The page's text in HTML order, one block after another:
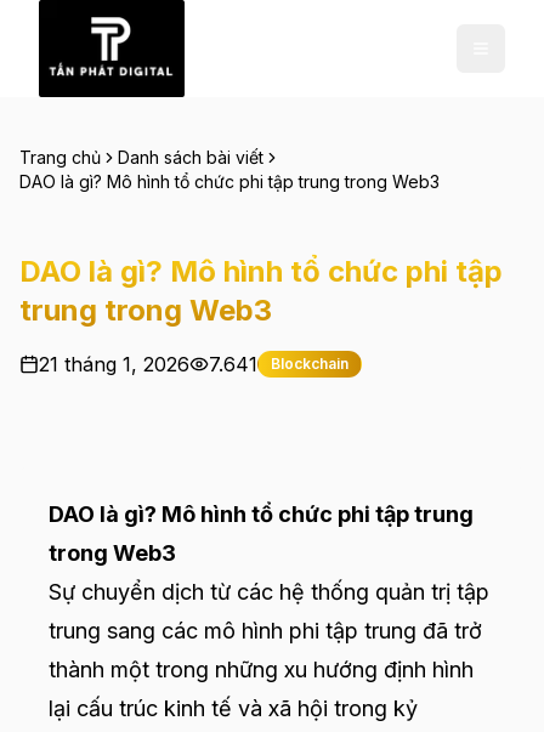
Trang chủ
Danh sách bài viết
DAO là gì? Mô hình tổ chức phi tập trung trong Web3
DAO là gì? Mô hình tổ chức phi tập
trung trong Web3
21 tháng 1, 2026 7.641 Blockchain
DAO là gì? Mô hình tổ chức phi tập trung
trong Web3
Sự chuyển dịch từ các hệ thống quản trị tập
trung sang các mô hình phi tập trung đã trở
thành một trong những xu hướng định hình
lại cấu trúc kinh tế và xã hội trong kỷ